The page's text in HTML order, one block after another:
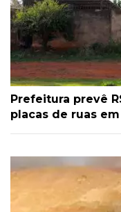
Prefeitura prevê
placas de ruas